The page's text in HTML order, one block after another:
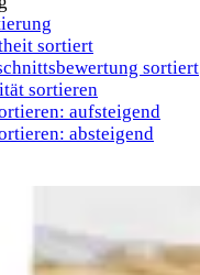
sortiert
sortiert
sortieren
aufsteigend
absteigend